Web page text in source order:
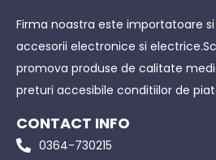
Firma noastra este importatoare
accesorii electronice si
promova produse de calitate
preturi accesibile conditiilor de
CONTACT INFO
0364-730215